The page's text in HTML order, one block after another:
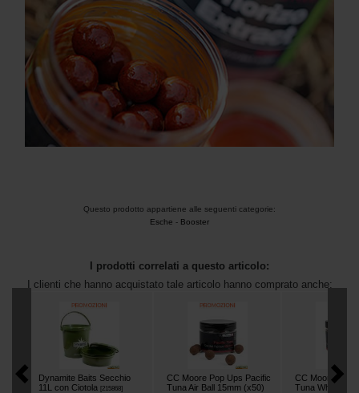
Questo prodotto appartiene alle seguenti categorie:
Esche - Booster
I prodotti correlati a questo articolo:
I clienti che hanno acquistato tale articolo hanno comprato anche:
Dynamite Baits Secchio
11L con Ciotola [215868]
CC Moore Pop Ups Pacific
Tuna Air Ball 15mm (x50)
CC Moore Pop
Tuna White 13/